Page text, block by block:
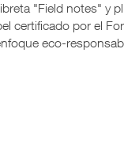
"Field notes" y
certificado por el
eco-